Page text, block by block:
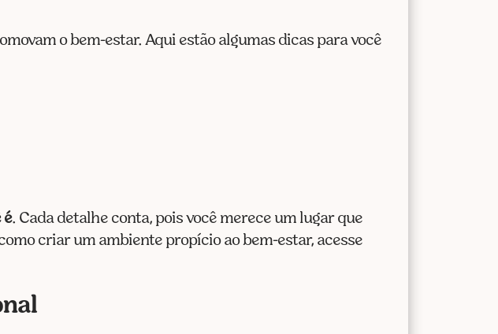
o bem-estar. Aqui estão algumas dicas para você
é. Cada detalhe conta, pois você merece um lugar que
criar um ambiente propício ao bem-estar, acesse